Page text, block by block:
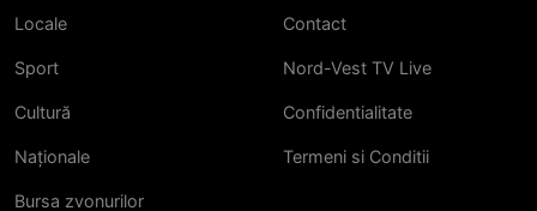
Locale
Sport
Cultură
Naționale
Bursa zvonurilor
Contact
Nord-Vest TV Live
Confidentialitate
Termeni si Conditii